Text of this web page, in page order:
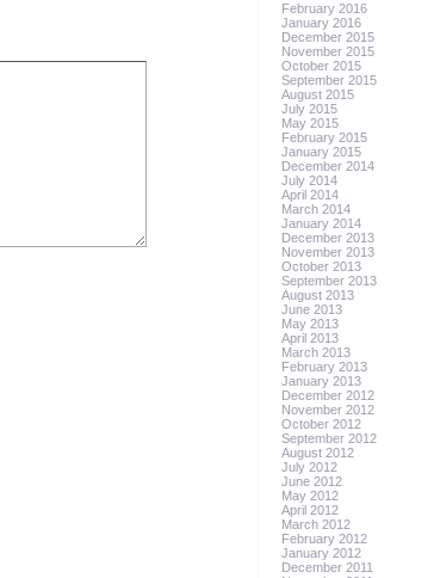
February 2016
January 2016
December 2015
November 2015
October 2015
September 2015
August 2015
July 2015
May 2015
February 2015
January 2015
December 2014
July 2014
April 2014
March 2014
January 2014
December 2013
November 2013
October 2013
September 2013
August 2013
June 2013
May 2013
April 2013
March 2013
February 2013
January 2013
December 2012
November 2012
October 2012
September 2012
August 2012
July 2012
June 2012
May 2012
April 2012
March 2012
February 2012
January 2012
December 2011